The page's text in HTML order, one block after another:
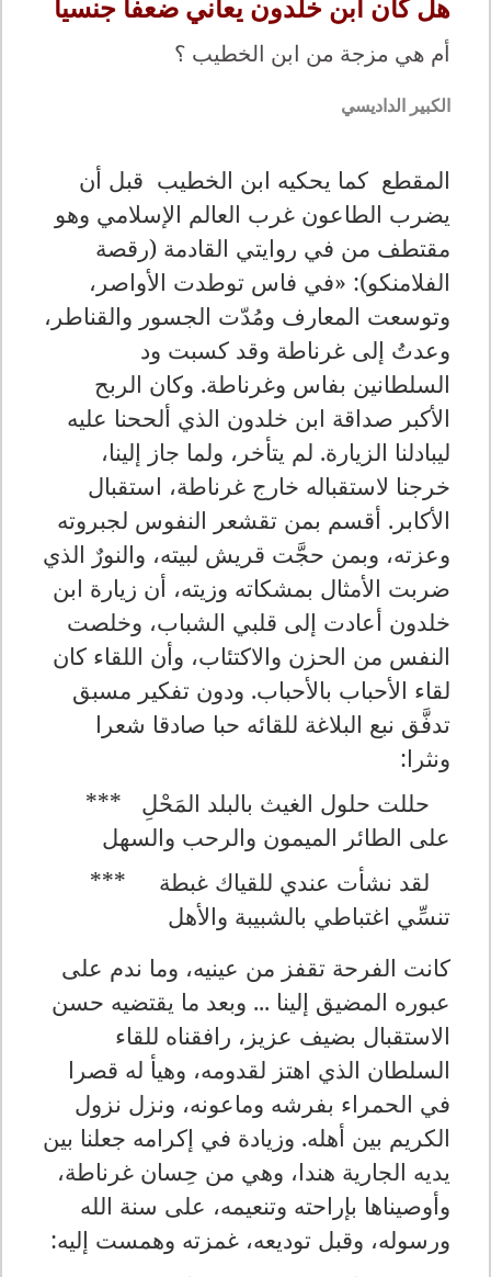
هل كان ابن خلدون يعاني ضعفا جنسيا
أم هي مزجة من ابن الخطيب ؟
الكبير الداديسي
المقطع كما يحكيه ابن الخطيب قبل أن
يضرب الطاعون غرب العالم الإسلامي وهو
مقتطف من في روايتي القادمة (رقصة
الفلامنكو): «في فاس توطدت الأواصر،
وتوسعت المعارف ومُدّت الجسور والقناطر،
وعدتُ إلى غرناطة وقد كسبت ود
السلطانين بفاس وغرناطة. وكان الربح
الأكبر صداقة ابن خلدون الذي ألححنا عليه
ليبادلنا الزيارة. لم يتأخر، ولما جاز إلينا،
خرجنا لاستقباله خارج غرناطة، استقبال
الأكابر. أقسم بمن تقشعر النفوس لجبروته
وعزته، وبمن حجَّت قريش لبيته، والنورٌ الذي
ضربت الأمثال بمشكاته وزيته، أن زيارة ابن
خلدون أعادت إلى قلبي الشباب، وخلصت
النفس من الحزن والاكتئاب، وأن اللقاء كان
لقاء الأحباب بالأحباب. ودون تفكير مسبق
تدفَّق نبع البلاغة للقائه حبا صادقا شعرا
ونثرا:
حللت حلول الغيث بالبلد المَحْلِ ***
على الطائر الميمون والرحب والسهل
لقد نشأت عندي للقياك غبطة ***
تنسِّي اغتباطي بالشبيبة والأهل
كانت الفرحة تقفز من عينيه، وما ندم على
عبوره المضيق إلينا ... وبعد ما يقتضيه حسن
الاستقبال بضيف عزيز، رافقناه للقاء
السلطان الذي اهتز لقدومه، وهيأ له قصرا
في الحمراء بفرشه وماعونه، ونزل نزول
الكريم بين أهله. وزيادة في إكرامه جعلنا بين
يديه الجارية هندا، وهي من حِسان غرناطة،
وأوصيناها بإراحته وتنعيمه، على سنة الله
ورسوله، وقبل توديعه، غمزته وهمست إليه: